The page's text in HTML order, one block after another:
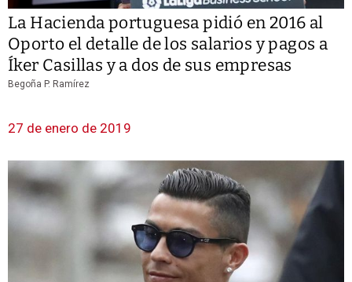
La Hacienda portuguesa pidió en 2016 al
Oporto el detalle de los salarios y pagos a
Íker Casillas y a dos de sus empresas
Begoña P. Ramírez
27 de enero de 2019